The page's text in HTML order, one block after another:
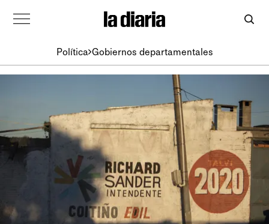
Política Gobiernos departamentales